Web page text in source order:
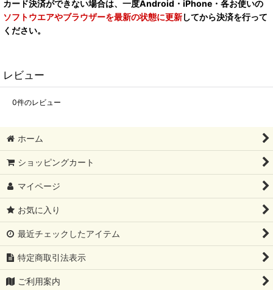
カード決済ができない場合は、一度Android・iPhone・各お使いの
ソフトウエアやブラウザーを最新の状態に更新してから決済を行って
ください。
レビュー
0件のレビュー
ホーム
ショッピングカート
マイページ
お気に入り
最近チェックしたアイテム
特定商取引法表示
ご利用案内